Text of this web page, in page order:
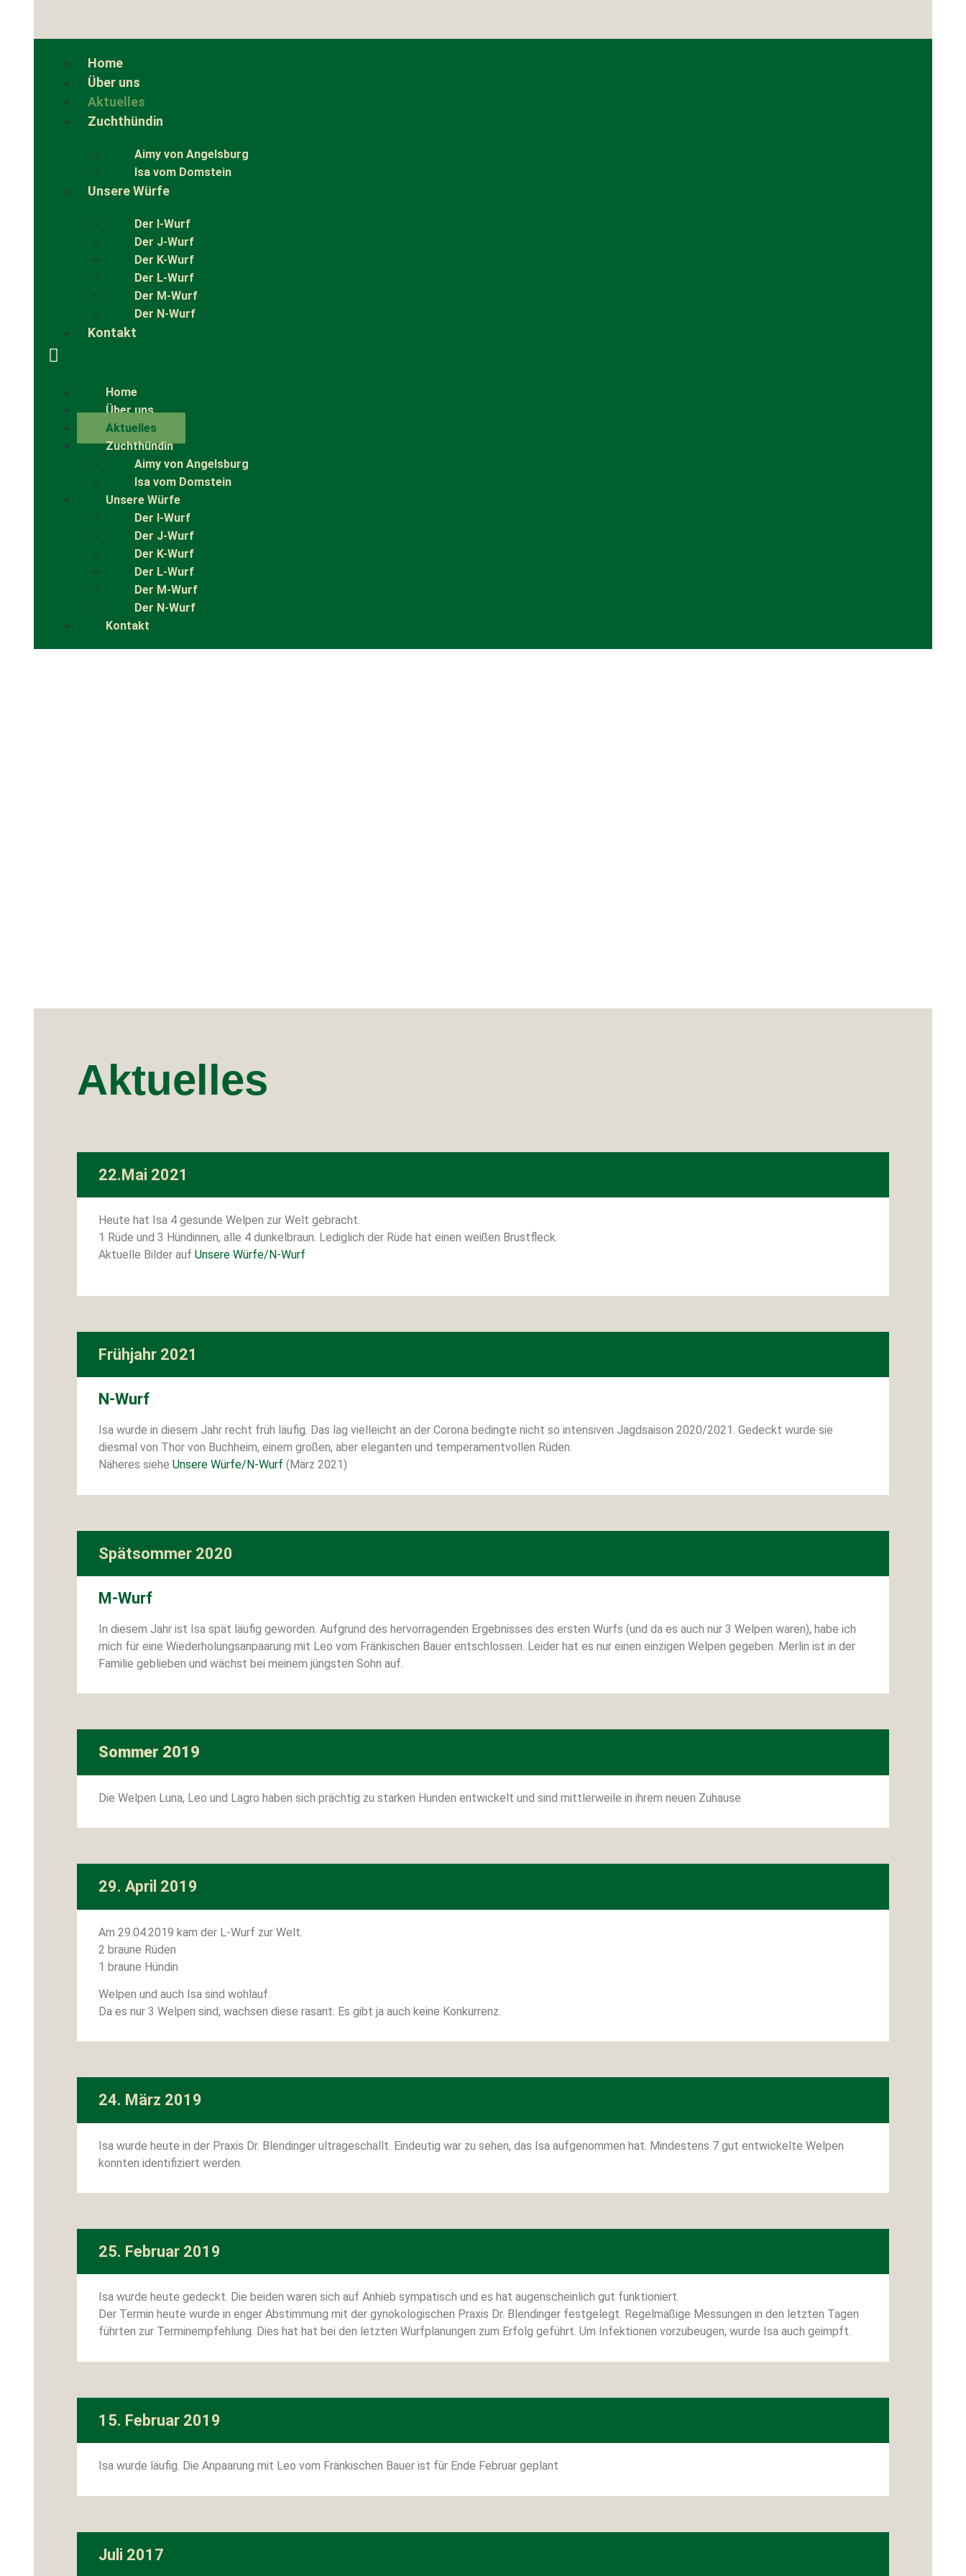
Home
Über uns
Aktuelles
Zuchthündin
Aimy von Angelsburg
Isa vom Domstein
Unsere Würfe
Der I-Wurf
Der J-Wurf
Der K-Wurf
Der L-Wurf
Der M-Wurf
Der N-Wurf
Kontakt
Home
Über uns
Aktuelles
Zuchthündin
Aimy von Angelsburg
Isa vom Domstein
Unsere Würfe
Der I-Wurf
Der J-Wurf
Der K-Wurf
Der L-Wurf
Der M-Wurf
Der N-Wurf
Kontakt
Aktuelles
22.Mai 2021
Heute hat Isa 4 gesunde Welpen zur Welt gebracht.
1 Rüde und 3 Hündinnen, alle 4 dunkelbraun. Lediglich der Rüde hat einen weißen Brustfleck.
Aktuelle Bilder auf Unsere Würfe/N-Wurf
Frühjahr 2021
N-Wurf
Isa wurde in diesem Jahr recht früh läufig. Das lag vielleicht an der Corona bedingte nicht so intensiven Jagdsaison 2020/2021. Gedeckt wurde sie
diesmal von Thor von Buchheim, einem großen, aber eleganten und temperamentvollen Rüden.
Näheres siehe Unsere Würfe/N-Wurf (März 2021)
Spätsommer 2020
M-Wurf
In diesem Jahr ist Isa spät läufig geworden. Aufgrund des hervorragenden Ergebnisses des ersten Wurfs (und da es auch nur 3 Welpen waren), habe ich
mich für eine Wiederholungsanpaarung mit Leo vom Fränkischen Bauer entschlossen. Leider hat es nur einen einzigen Welpen gegeben. Merlin ist in der
Familie geblieben und wächst bei meinem jüngsten Sohn auf.
Sommer 2019
Die Welpen Luna, Leo und Lagro haben sich prächtig zu starken Hunden entwickelt und sind mittlerweile in ihrem neuen Zuhause
29. April 2019
Am 29.04.2019 kam der L-Wurf zur Welt.
2 braune Rüden
1 braune Hündin
Welpen und auch Isa sind wohlauf.
Da es nur 3 Welpen sind, wachsen diese rasant. Es gibt ja auch keine Konkurrenz.
24. März 2019
Isa wurde heute in der Praxis Dr. Blendinger ultrageschallt. Eindeutig war zu sehen, das Isa aufgenommen hat. Mindestens 7 gut entwickelte Welpen
konnten identifiziert werden.
25. Februar 2019
Isa wurde heute gedeckt. Die beiden waren sich auf Anhieb sympatisch und es hat augenscheinlich gut funktioniert.
Der Termin heute wurde in enger Abstimmung mit der gynokologischen Praxis Dr. Blendinger festgelegt. Regelmäßige Messungen in den letzten Tagen
führten zur Terminempfehlung. Dies hat hat bei den letzten Wurfplanungen zum Erfolg geführt. Um Infektionen vorzubeugen, wurde Isa auch geimpft.
15. Februar 2019
Isa wurde läufig. Die Anpaarung mit Leo vom Fränkischen Bauer ist für Ende Februar geplant
Juli 2017